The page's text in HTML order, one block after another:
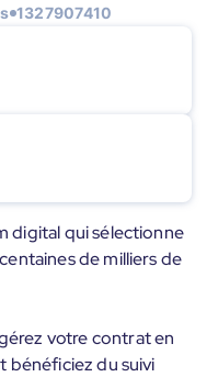
1327907410
digital qui sélectionne
de milliers de
votre contrat en
bénéficiez du suivi